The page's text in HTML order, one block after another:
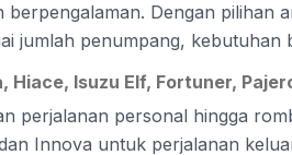
berpengalaman. Dengan pilihan
jumlah penumpang, kebutuhan
Hiace, Isuzu Elf, Fortuner,
perjalanan personal hingga
Innova untuk perjalanan